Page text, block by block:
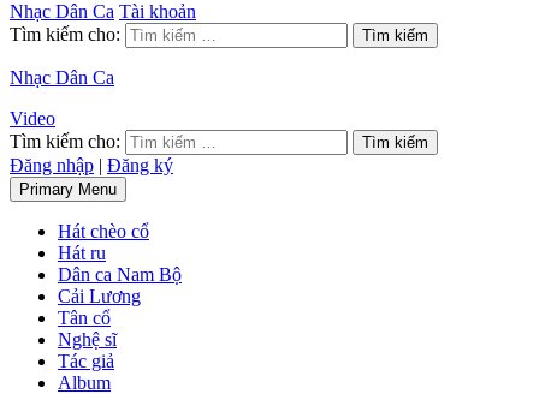
Nhạc Dân Ca Tài khoản
Tìm kiếm cho:
Nhạc Dân Ca
Video
Tìm kiếm cho:
Đăng nhập | Đăng ký
Primary Menu
Hát chèo cổ
Hát ru
Dân ca Nam Bộ
Cải Lương
Tân cổ
Nghệ sĩ
Tác giả
Album